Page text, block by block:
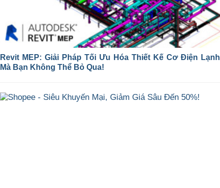
Revit MEP: Giải Pháp Tối Ưu Hóa Thiết Kế Cơ Điện Lạnh
Mà Bạn Không Thể Bỏ Qua!